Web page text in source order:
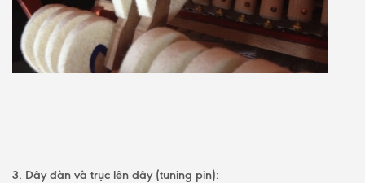
3. Dây đàn và trục lên dây (tuning pin):